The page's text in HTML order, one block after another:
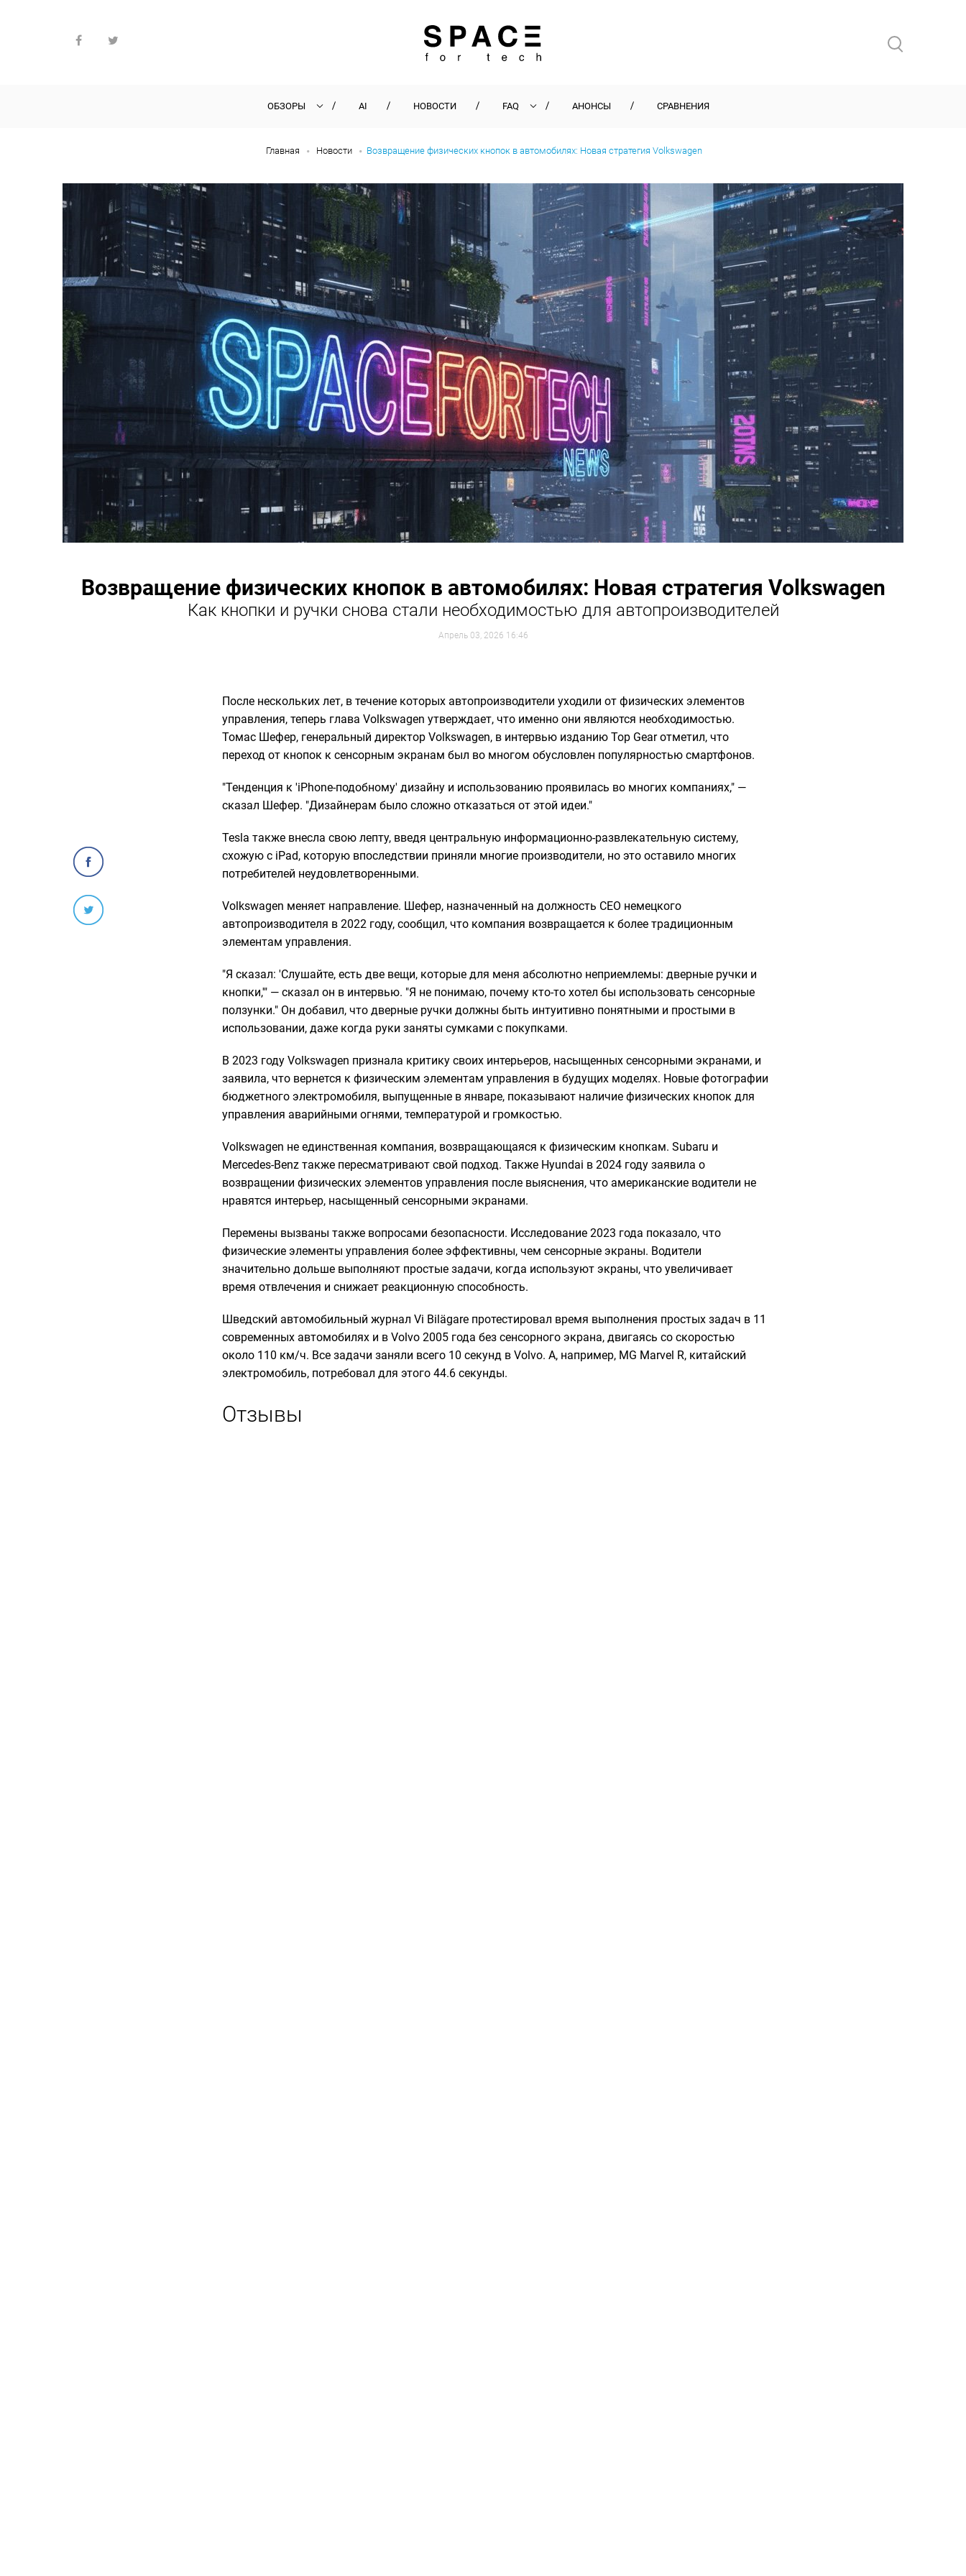
ОБЗОРЫ AI НОВОСТИ FAQ АНОНСЫ СРАВНЕНИЯ
Главная Новости Возвращение физических кнопок в автомобилях: Новая стратегия Volkswagen
Возвращение физических кнопок в автомобилях: Новая стратегия Volkswagen
Как кнопки и ручки снова стали необходимостью для автопроизводителей
Апрель 03, 2026 16:46
После нескольких лет, в течение которых автопроизводители уходили от физических элементов
управления, теперь глава Volkswagen утверждает, что именно они являются необходимостью.
Томас Шефер, генеральный директор Volkswagen, в интервью изданию Top Gear отметил, что
переход от кнопок к сенсорным экранам был во многом обусловлен популярностью смартфонов.
"Тенденция к 'iPhone-подобному' дизайну и использованию проявилась во многих компаниях," —
сказал Шефер. "Дизайнерам было сложно отказаться от этой идеи."
Tesla также внесла свою лепту, введя центральную информационно-развлекательную систему,
схожую с iPad, которую впоследствии приняли многие производители, но это оставило многих
потребителей неудовлетворенными.
Volkswagen меняет направление. Шефер, назначенный на должность CEO немецкого
автопроизводителя в 2022 году, сообщил, что компания возвращается к более традиционным
элементам управления.
"Я сказал: 'Слушайте, есть две вещи, которые для меня абсолютно неприемлемы: дверные ручки и
кнопки,'" — сказал он в интервью. "Я не понимаю, почему кто-то хотел бы использовать сенсорные
ползунки." Он добавил, что дверные ручки должны быть интуитивно понятными и простыми в
использовании, даже когда руки заняты сумками с покупками.
В 2023 году Volkswagen признала критику своих интерьеров, насыщенных сенсорными экранами, и
заявила, что вернется к физическим элементам управления в будущих моделях. Новые фотографии
бюджетного электромобиля, выпущенные в январе, показывают наличие физических кнопок для
управления аварийными огнями, температурой и громкостью.
Volkswagen не единственная компания, возвращающаяся к физическим кнопкам. Subaru и
Mercedes-Benz также пересматривают свой подход. Также Hyundai в 2024 году заявила о
возвращении физических элементов управления после выяснения, что американские водители не
нравятся интерьер, насыщенный сенсорными экранами.
Перемены вызваны также вопросами безопасности. Исследование 2023 года показало, что
физические элементы управления более эффективны, чем сенсорные экраны. Водители
значительно дольше выполняют простые задачи, когда используют экраны, что увеличивает
время отвлечения и снижает реакционную способность.
Шведский автомобильный журнал Vi Bilägare протестировал время выполнения простых задач в 11
современных автомобилях и в Volvo 2005 года без сенсорного экрана, двигаясь со скоростью
около 110 км/ч. Все задачи заняли всего 10 секунд в Volvo. А, например, MG Marvel R, китайский
электромобиль, потребовал для этого 44.6 секунды.
Отзывы